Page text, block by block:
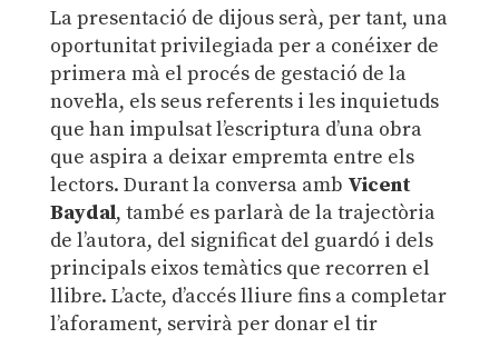
La presentació de dijous serà, per tant, una
oportunitat privilegiada per a conéixer de
primera mà el procés de gestació de la
novel·la, els seus referents i les inquietuds
que han impulsat l’escriptura d’una obra
que aspira a deixar empremta entre els
lectors. Durant la conversa amb Vicent
Baydal, també es parlarà de la trajectòria
de l’autora, del significat del guardó i dels
principals eixos temàtics que recorren el
llibre. L’acte, d’accés lliure fins a completar
l’aforament, servirà per donar el tir